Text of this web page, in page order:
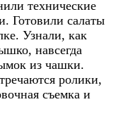
технические
Готовили салаты
Узнали, как
навсегда
из чашки.
ролики,
съемка и